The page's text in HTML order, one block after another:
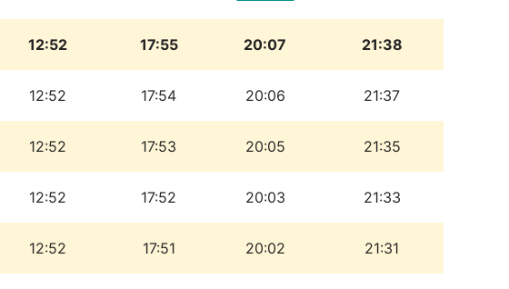
12:52 17:55 20:07 21:38
12:52 17:54 20:06 21:37
12:52 17:53 20:05 21:35
12:52 17:52 20:03 21:33
12:52 17:51 20:02 21:31